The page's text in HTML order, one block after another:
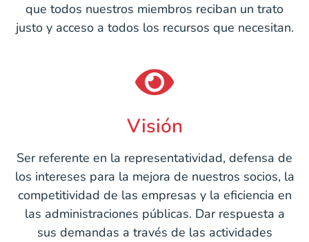
que todos nuestros miembros reciban un trato
justo y acceso a todos los recursos que necesitan.
Visión
Ser referente en la representatividad, defensa de
los intereses para la mejora de nuestros socios, la
competitividad de las empresas y la eficiencia en
las administraciones públicas. Dar respuesta a
sus demandas a través de las actividades